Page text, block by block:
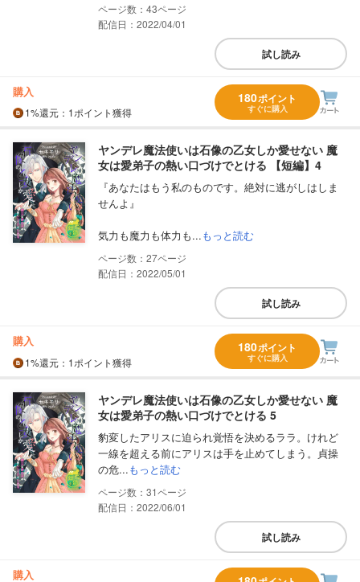
43
配信日：2022/04/01
試し読み
購入
1%還元 ：1ポイント獲得
180ポイント
すぐに購入
ヤンデレ魔法使いは石像の乙女しか愛せない 魔
女は愛弟子の熱い口づけでとける 【短編】4
『あなたはもう私のものです。絶対に逃がしはしま
せんよ』
気力も魔力も体力も...もっと読む
27
配信日：2022/05/01
試し読み
購入
1%還元 ：1ポイント獲得
180ポイント
すぐに購入
ヤンデレ魔法使いは石像の乙女しか愛せない 魔
女は愛弟子の熱い口づけでとける 5
豹変したアリスに迫られ覚悟を決めるララ。けれど
一線を超える前にアリスは手を止めてしまう。貞操
の危...もっと読む
31
配信日：2022/06/01
試し読み
購入